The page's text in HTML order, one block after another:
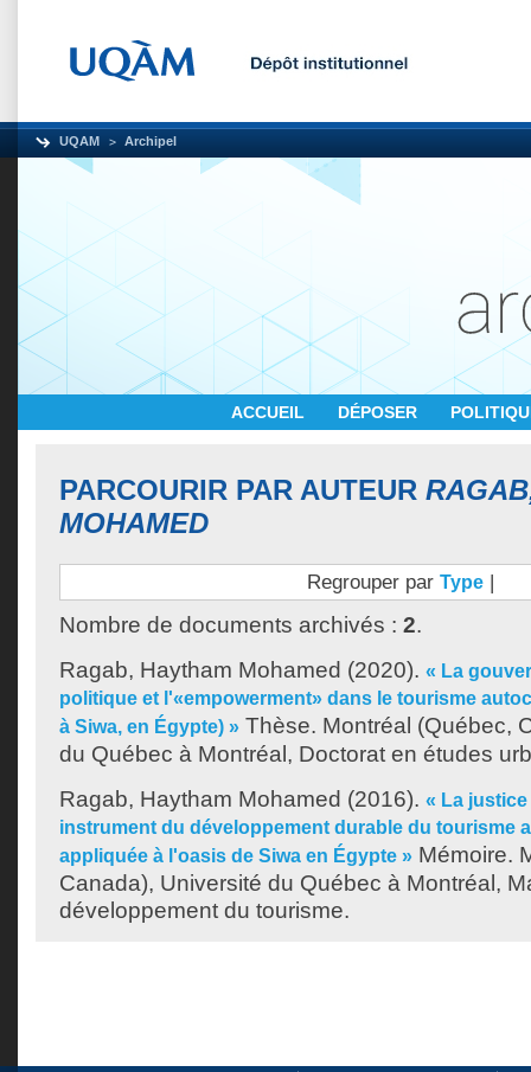
UQAM Archipel
ACCUEIL DÉPOSER
PARCOURIR PAR AUTEUR
MOHAMED
Regrouper par Type |
Nombre de documents archivés : 2.
Ragab, Haytham Mohamed (2020). « La
politique et l'«empowerment» dans le tourisme
à Siwa, en Égypte) » Thèse. Montréal (Québec,
du Québec à Montréal, Doctorat en études
Ragab, Haytham Mohamed (2016). « La
instrument du développement durable du tourisme
appliquée à l'oasis de Siwa en Égypte » Mémoire.
Canada), Université du Québec à Montréal,
développement du tourisme.